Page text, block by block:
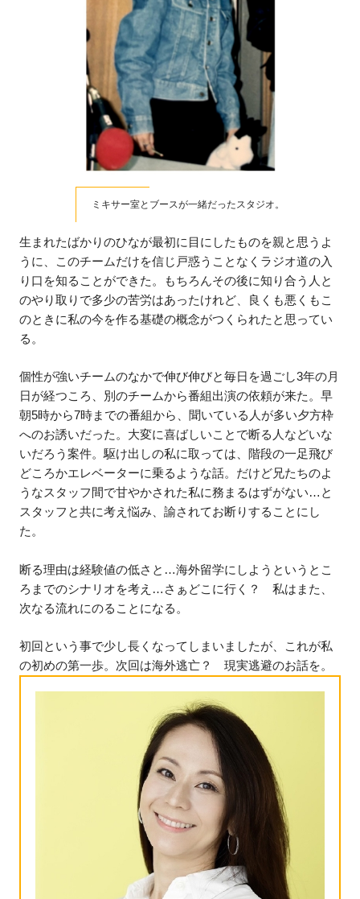
ミキサー室とブースが一緒だったスタジオ。
生まれたばかりのひなが最初に目にしたものを親と思うよ
うに、このチームだけを信じ戸惑うことなくラジオ道の入
り口を知ることができた。もちろんその後に知り合う人と
のやり取りで多少の苦労はあったけれど、良くも悪くもこ
のときに私の今を作る基礎の概念がつくられたと思ってい
る。
個性が強いチームのなかで伸び伸びと毎日を過ごし3年の月
日が経つころ、別のチームから番組出演の依頼が来た。早
朝5時から7時までの番組から、聞いている人が多い夕方枠
へのお誘いだった。大変に喜ばしいことで断る人などいな
いだろう案件。駆け出しの私に取っては、階段の一足飛び
どころかエレベーターに乗るような話。だけど兄たちのよ
うなスタッフ間で甘やかされた私に務まるはずがない…と
スタッフと共に考え悩み、諭されてお断りすることにし
た。
断る理由は経験値の低さと…海外留学にしようというとこ
ろまでのシナリオを考え…さぁどこに行く？ 私はまた、
次なる流れにのることになる。
初回という事で少し長くなってしまいましたが、これが私
の初めの第一歩。次回は海外逃亡？ 現実逃避のお話を。